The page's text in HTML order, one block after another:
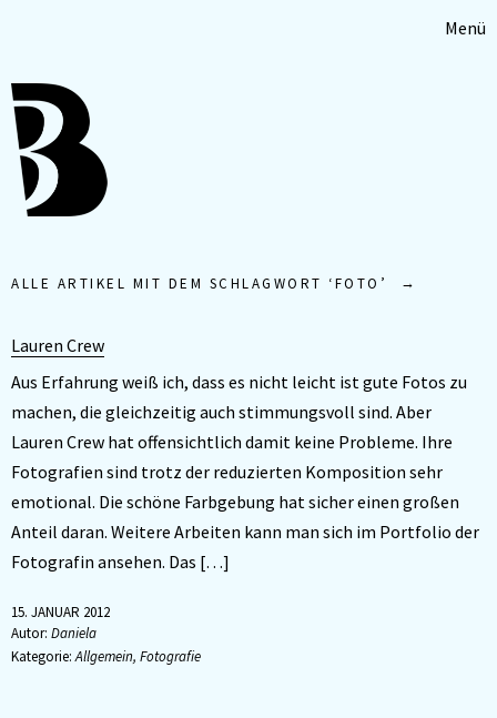
Menü
ALLE ARTIKEL MIT DEM SCHLAGWORT ‘FOTO ’
Lauren Crew
Aus Erfahrung weiß ich, dass es nicht leicht ist gute Fotos zu
machen, die gleichzeitig auch stimmungsvoll sind. Aber
Lauren Crew hat offensichtlich damit keine Probleme. Ihre
Fotografien sind trotz der reduzierten Komposition sehr
emotional. Die schöne Farbgebung hat sicher einen großen
Anteil daran. Weitere Arbeiten kann man sich im Portfolio der
Fotografin ansehen. Das […]
15. JANUAR 2012
Autor: Daniela
Kategorie:Allgemein, Fotografie